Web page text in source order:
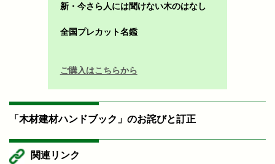
新・今さら人には聞けない木のはなし
全国プレカット名鑑
ご購入はこちらから
「木材建材ハンドブック」のお詫びと訂正
関連リンク